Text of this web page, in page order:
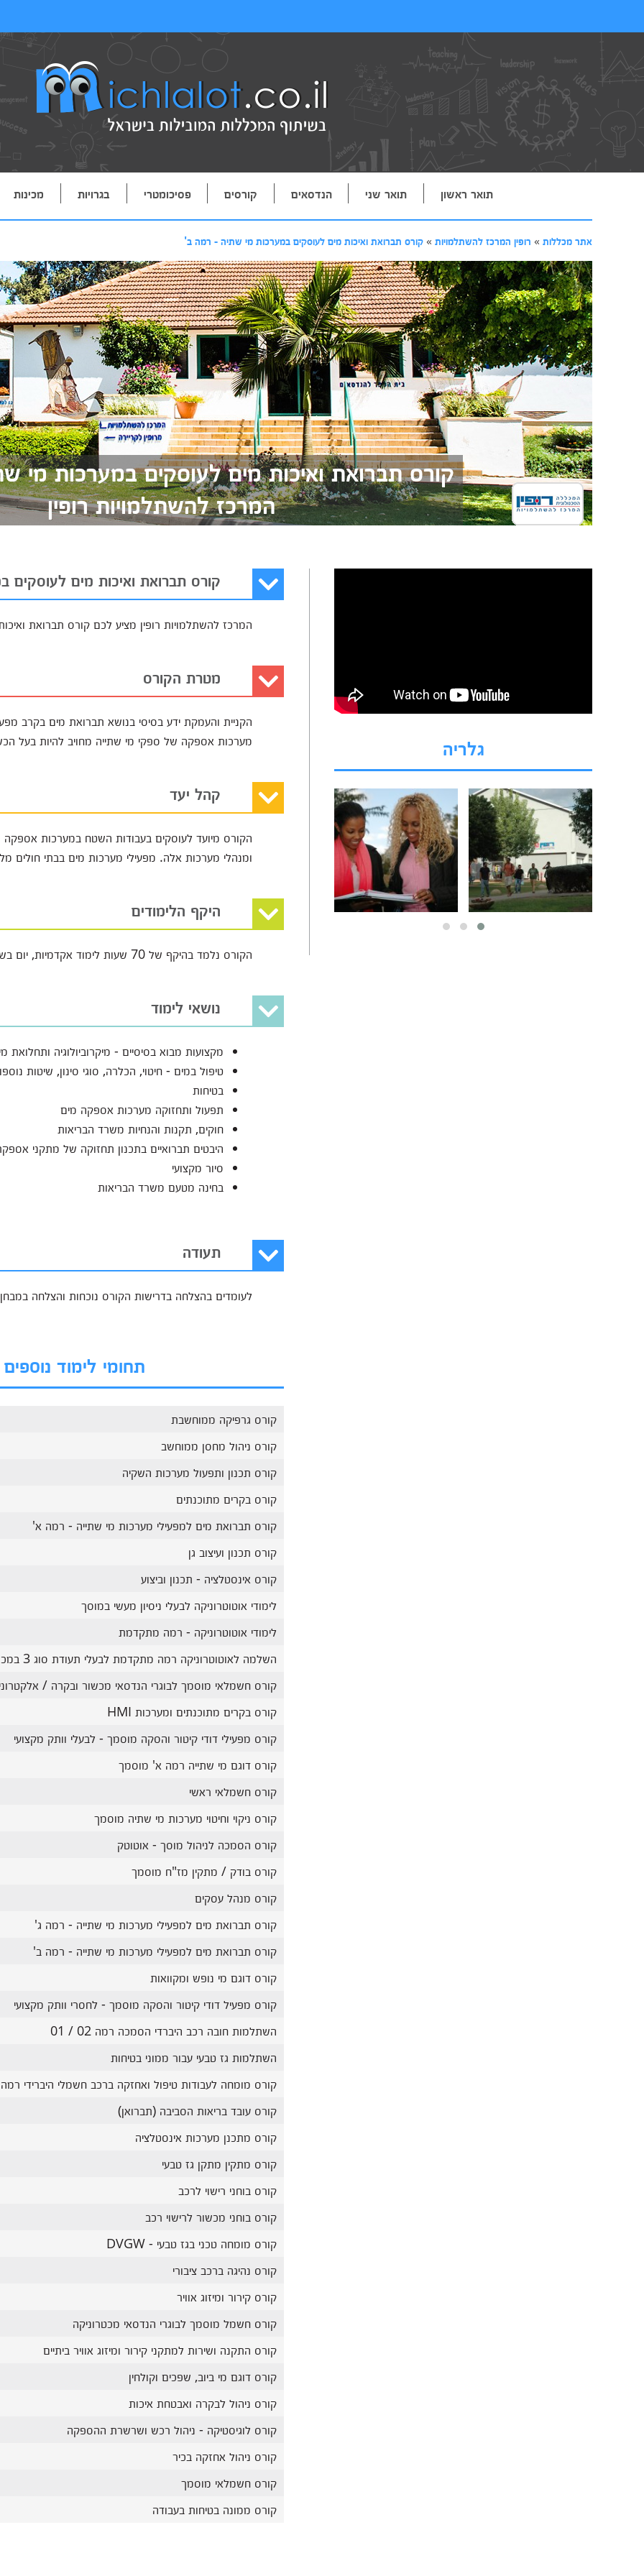
תואר ראשון תואר שני הנדסאים קורסים פסיכומטרי בגרויות מכינות
אתר מכללות » רופין המרכז להשתלמויות » קורס תברואת ואיכות מים לעוסקים במערכות מי שתיה - רמה ב'
קורס תברואת ואיכות מים לעוסקים במערכות
המרכז להשתלמויות רופין
גלריה
קורס תברואת ואיכות מים
המרכז להשתלמויות רופין מציע לכם קורס תברואת
מטרת הקורס
הקניית והעמקת ידע בסיסי בנושא תברואת מים בקרב
מערכות אספקה של ספקי מי שתייה מחויב להיות בעל
קהל יעד
הקורס מיועד לעוסקים בעבודות השטח במערכות
ומנהלי מערכות אלה. מפעילי מערכות מים בבתי חולים
היקף הלימודים
הקורס נלמד בהיקף של 70 שעות לימוד אקדמיות, יום בשבוע בין השעות 9:00-16:30.
נושאי לימוד
מקצועות מבוא בסיסיים - מיקרוביולוגיה ותחלואת
טיפול במים - חיטוי, הכלרה, סוגי סינון, שיטות
בטיחות
תפעול ותחזוקה מערכות אספקה מים
חוקים, תקנות והנחיות משרד הבריאות
היבטים תברואיים בתכנון תחזוקה של מתקני
סיור מקצועי
בחינה מטעם משרד הבריאות
תעודה
לעומדים בהצלחה בדרישות הקורס נוכחות והצלחה
תחומי לימוד
קורס גרפיקה ממוחשבת
קורס ניהול מחסן ממוחשב
קורס תכנון ותפעול מערכות השקיה
קורס בקרים מתוכנתים
קורס תברואת מים למפעילי מערכות מי שתייה - רמה א'
קורס תכנון ועיצוב גן
קורס אינסטלציה - תכנון וביצוע
לימודי אוטוטרוניקה לבעלי ניסיון מעשי במוסך
לימודי אוטוטרוניקה - רמה מתקדמת
השלמה לאוטוטרוניקה רמה מתקדמת לבעלי תעודת סוג 3 במכונאות רכב
קורס חשמלאי מוסמך לבוגרי הנדסאי מכשור ובקרה /
קורס בקרים מתוכנתים ומערכות HMI
קורס מפעילי דודי קיטור והסקה מוסמך - לבעלי וותק מקצועי
קורס דוגם מי שתייה רמה א' מוסמך
קורס חשמלאי ראשי
קורס ניקוי וחיטוי מערכות מי שתיה מוסמך
קורס הסמכה לניהול מוסך - אוטוטק
קורס בודק / מתקין מז"ח מוסמך
קורס מנהל עסקים
קורס תברואת מים למפעילי מערכות מי שתייה - רמה ג'
קורס תברואת מים למפעילי מערכות מי שתייה - רמה ב'
קורס דוגם מי נופש ומקוואות
קורס מפעיל דודי קיטור והסקה מוסמך - לחסרי וותק מקצועי
השתלמות חובה רכב היברדי הסמכה רמה 02 / 01
השתלמות גז טבעי עבור ממוני בטיחות
קורס מומחה לעבודות טיפול ואחזקה ברכב חשמלי היברידי רמה
קורס עובד בריאות הסביבה (תברואן)
קורס מתכנן מערכות אינסטלציה
קורס מתקין מתקן גז טבעי
קורס בוחני רישוי לרכב
קורס בוחני מכשור לרישוי רכב
קורס מומחה טכני בגז טבעי - DVGW
קורס נהיגה ברכב ציבורי
קורס קירור ומיזוג אוויר
קורס חשמל מוסמך לבוגרי הנדסאי מכטרוניקה
קורס התקנה ושירות למתקני קירור ומיזוג אוויר ביתיים
קורס דוגם מי ביוב, שפכים וקולחין
קורס ניהול לבקרה ואבטחת איכות
קורס לוגיסטיקה - ניהול רכש ושרשרת ההספקה
קורס ניהול אחזקה בכיר
קורס חשמלאי מוסמך
קורס ממונה בטיחות בעבודה